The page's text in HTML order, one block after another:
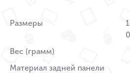
Размеры
Вес (грамм)
Материал задней панели